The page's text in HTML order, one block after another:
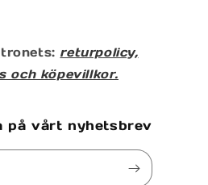
returpolicy,
och köpevillkor.
på vårt nyhetsbrev